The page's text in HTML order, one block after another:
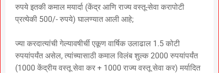
रुपये इतकी कमाल मयार्दा (केंद्र आणि राज्य वस्तू-सेवा करापोटी
प्रत्येकी 500/- रुपये) घालण्यात आली आहे;
ज्या करदात्यांची गेल्यावषीर्ची एकूण वार्षिक उलाढाल 1.5 कोटी
रुपयांपर्यंत असेल, त्यांच्यासाठी कमाल विलंब शुल्क 2000 रुपयांपर्यंत
(1000 केंद्रीय वस्तू सेवा कर + 1000 राज्य वस्तू सेवा कर) मर्यादित